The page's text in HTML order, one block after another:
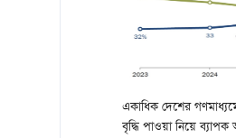
একাধিক দেশের
বৃদ্ধি পাওয়া নিয়ে